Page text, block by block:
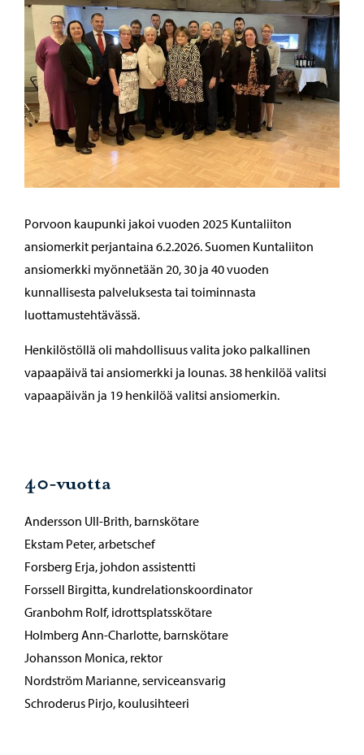
Porvoon kaupunki jakoi vuoden 2025 Kuntaliiton
ansiomerkit perjantaina 6.2.2026. Suomen Kuntaliiton
ansiomerkki myönnetään 20, 30 ja 40 vuoden
kunnallisesta palveluksesta tai toiminnasta
luottamustehtävässä.
Henkilöstöllä oli mahdollisuus valita joko palkallinen
vapaapäivä tai ansiomerkki ja lounas. 38 henkilöä valitsi
vapaapäivän ja 19 henkilöä valitsi ansiomerkin.
40-vuotta
Andersson Ull-Brith, barnskötare
Ekstam Peter, arbetschef
Forsberg Erja, johdon assistentti
Forssell Birgitta, kundrelationskoordinator
Granbohm Rolf, idrottsplatsskötare
Holmberg Ann-Charlotte, barnskötare
Johansson Monica, rektor
Nordström Marianne, serviceansvarig
Schroderus Pirjo, koulusihteeri